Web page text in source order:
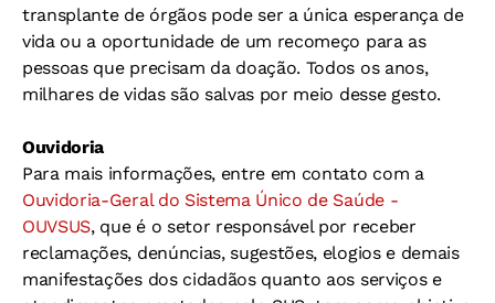
transplante de órgãos pode ser a única esperança de
vida ou a oportunidade de um recomeço para as
pessoas que precisam da doação. Todos os anos,
milhares de vidas são salvas por meio desse gesto.
Ouvidoria
Para mais informações, entre em contato com a
Ouvidoria-Geral do Sistema Único de Saúde -
OUVSUS, que é o setor responsável por receber
reclamações, denúncias, sugestões, elogios e demais
manifestações dos cidadãos quanto aos serviços e